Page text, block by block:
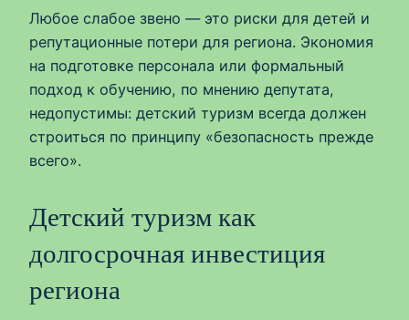
Любое слабое звено — это риски для детей и
репутационные потери для региона. Экономия
на подготовке персонала или формальный
подход к обучению, по мнению депутата,
недопустимы: детский туризм всегда должен
строиться по принципу «безопасность прежде
всего».
Детский туризм как
долгосрочная инвестиция
региона